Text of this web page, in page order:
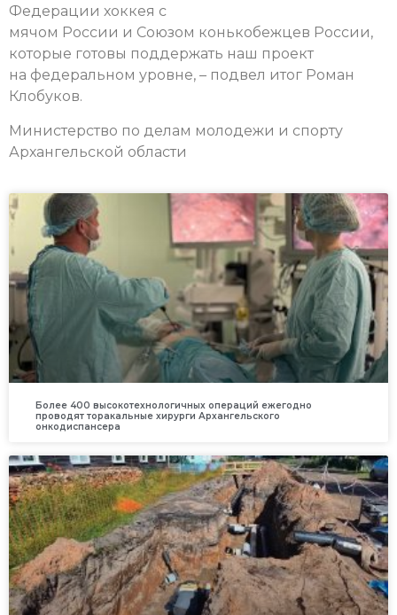
Федерации хоккея с
мячом России и Союзом конькобежцев России,
которые готовы поддержать наш проект
на федеральном уровне, – подвел итог Роман
Клобуков.
Министерство по делам молодежи и спорту
Архангельской области
Более 400 высокотехнологичных операций ежегодно
проводят торакальные хирурги Архангельского
онкодиспансера